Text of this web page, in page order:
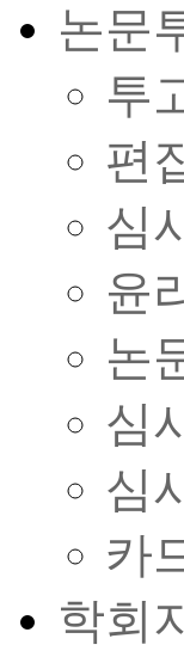
논문
투
편
심
윤
논
심
심
카
학회